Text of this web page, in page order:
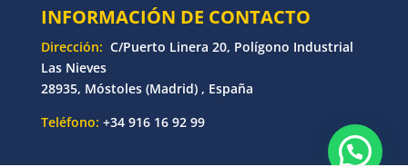
INFORMACIÓN DE CONTACTO
Dirección: C/Puerto Linera 20, Polígono Industrial
Las Nieves
28935, Móstoles (Madrid) , España
Teléfono: +34 916 16 92 99